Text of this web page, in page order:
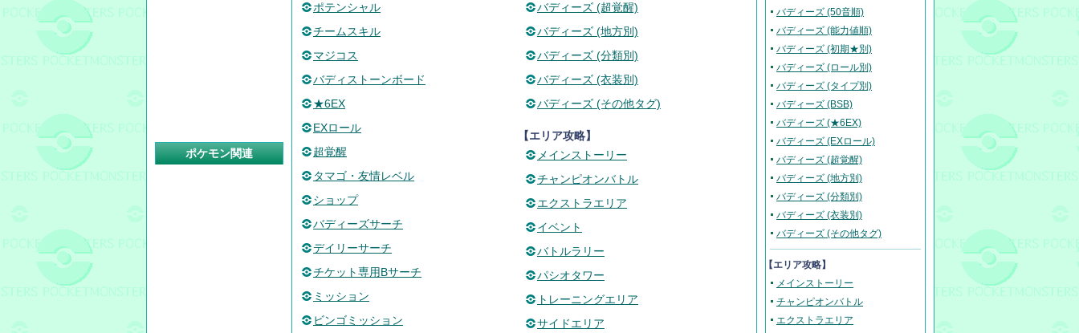
ポテンシャル
チームスキル
マジコス
バディストーンボード
★6EX
EXロール
超覚醒
タマゴ・友情レベル
ショップ
バディーズサーチ
デイリーサーチ
チケット専用Bサーチ
ミッション
ビンゴミッション
バディーズ (超覚醒)
バディーズ (地方別)
バディーズ (分類別)
バディーズ (衣装別)
バディーズ (その他タグ)
【エリア攻略】
メインストーリー
チャンピオンバトル
エクストラエリア
イベント
バトルラリー
パシオタワー
トレーニングエリア
サイドエリア
バディーズ (50音順)
バディーズ (能力値順)
バディーズ (初期★別)
バディーズ (ロール別)
バディーズ (タイプ別)
バディーズ (BSB)
バディーズ (★6EX)
バディーズ (EXロール)
バディーズ (超覚醒)
バディーズ (地方別)
バディーズ (分類別)
バディーズ (衣装別)
バディーズ (その他タグ)
【エリア攻略】
メインストーリー
チャンピオンバトル
エクストラエリア
ポケモン関連